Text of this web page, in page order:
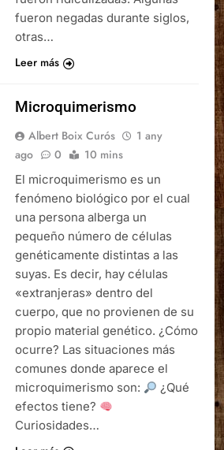
fueron negadas durante siglos,
otras…
Leer más
Microquimerismo
Albert Boix Curós
1 any
ago
0 10 mins
El microquimerismo es un
fenómeno biológico por el cual
una persona alberga un
pequeño número de células
genéticamente distintas a las
suyas. Es decir, hay células
«extranjeras» dentro del
cuerpo, que no provienen de su
propio material genético. ¿Cómo
ocurre? Las situaciones más
comunes donde aparece el
microquimerismo son:
¿Qué
efectos tiene?
Curiosidades…